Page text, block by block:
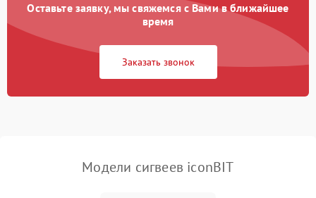
Неисправность разъемов
500 ₽ Подробнее →
Повреждение внутренних
500 ₽ Подробнее →
Оставьте заявку, мы свяжемся с Вами в ближайшее
время
Заказать звонок
Модели сигвеев iconBIT